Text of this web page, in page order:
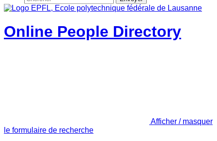
Online People Directory
Afficher / masquer
le formulaire de recherche